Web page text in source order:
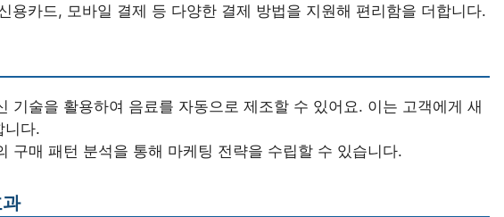
용카드, 모바일 결제 등 다양한 결제 방법을 지원해 편리함을 더합니다.
기술을 활용하여 음료를 자동으로 제조할 수 있어요. 이는 고객에게 새
니다.
구매 패턴 분석을 통해 마케팅 전략을 수립할 수 있습니다.